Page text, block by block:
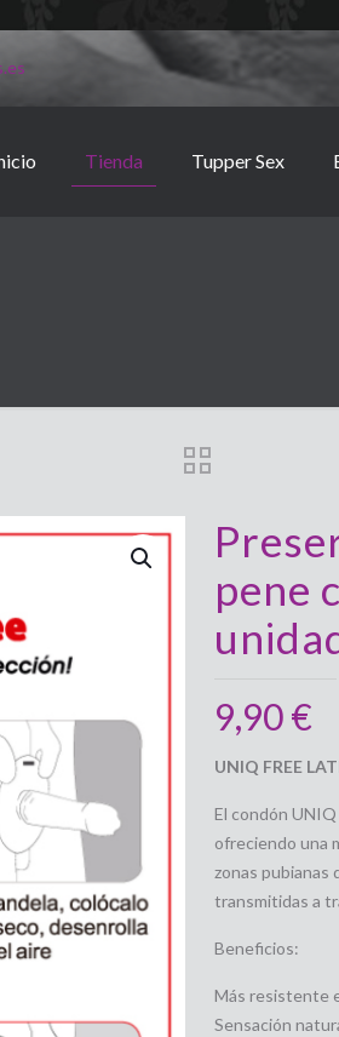
Tienda Tupper Sex
pene
9,90€
UNIQ FREE
El condón UNIQ
ofreciendo una
zonas pubianas
transmitidas a
Beneficios:
Más resistente
Sensación